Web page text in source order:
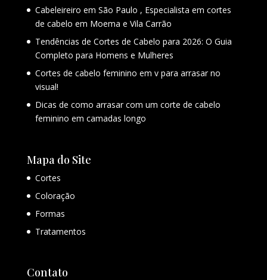
Cabeleireiro em São Paulo , Especialista em cortes
de cabelo em Moema e Vila Carrão
Tendências de Cortes de Cabelo para 2026: O Guia
Completo para Homens e Mulheres
Cortes de cabelo feminino em v para arrasar no
visual!
Dicas de como arrasar com um corte de cabelo
feminino em camadas longo
Mapa do Site
Cortes
Coloração
Formas
Tratamentos
Contato